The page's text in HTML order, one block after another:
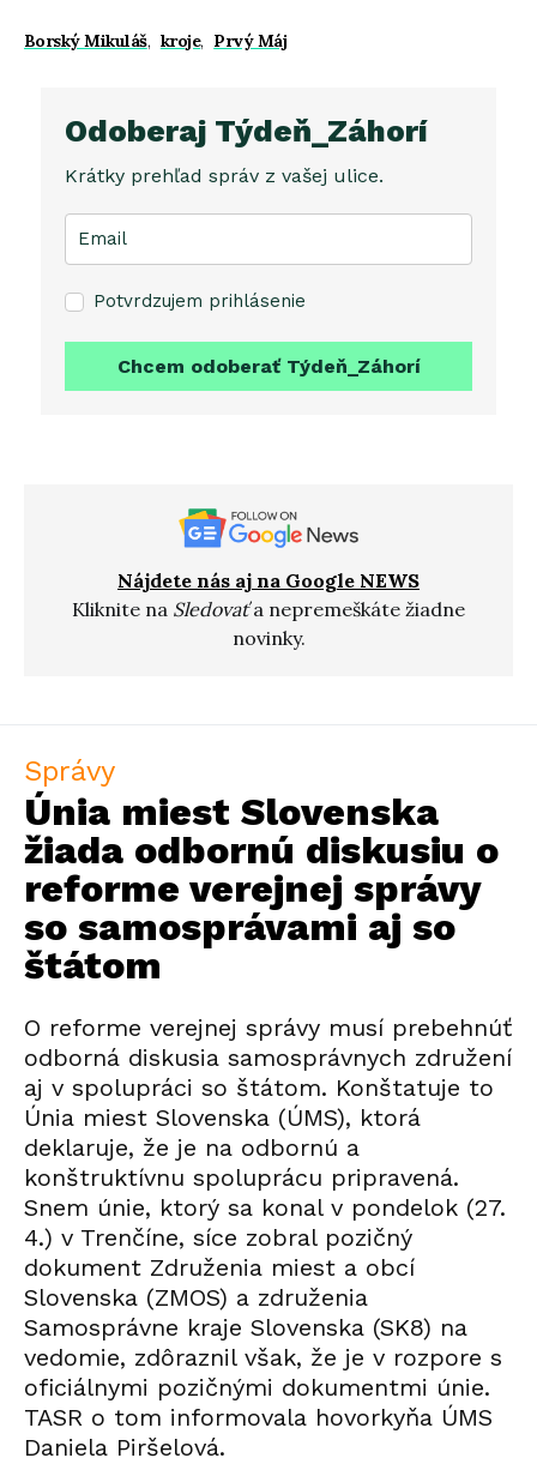
Borský Mikuláš, kroje, Prvý Máj
Odoberaj Týdeň_Záhorí
Krátky prehľad správ z vašej ulice.
Potvrdzujem prihlásenie
Chcem odoberať Týdeň_Záhorí
Nájdete nás aj na Google NEWS
Kliknite na Sledovaťa nepremeškáte žiadne
novinky.
Správy
Únia miest Slovenska
žiada odbornú diskusiu o
reforme verejnej správy
so samosprávami aj so
štátom
O reforme verejnej správy musí prebehnúť
odborná diskusia samosprávnych združení
aj v spolupráci so štátom. Konštatuje to
Únia miest Slovenska (ÚMS), ktorá
deklaruje, že je na odbornú a
konštruktívnu spoluprácu pripravená.
Snem únie, ktorý sa konal v pondelok (27.
4.) v Trenčíne, síce zobral pozičný
dokument Združenia miest a obcí
Slovenska (ZMOS) a združenia
Samosprávne kraje Slovenska (SK8) na
vedomie, zdôraznil však, že je v rozpore s
oficiálnymi pozičnými dokumentmi únie.
TASR o tom informovala hovorkyňa ÚMS
Daniela Piršelová.